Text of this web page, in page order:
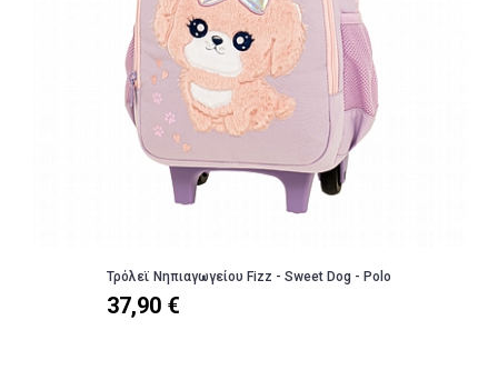
Τρόλεϊ Νηπιαγωγείου Fizz - Sweet Dog - Polo
37,90 €